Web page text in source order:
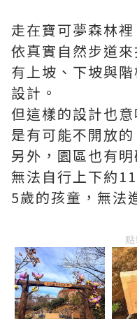
走在寶可夢森林
依真實自然步道來
有上坡、下坡與
設計。
但這樣的設計也
是有可能不開放的
另外，園區也有明
無法自行上下約
5歲的孩童，無法